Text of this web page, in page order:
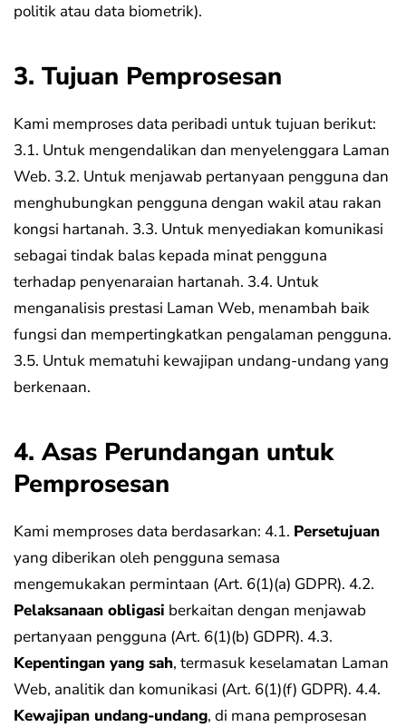
politik atau data biometrik).
3. Tujuan Pemprosesan
Kami memproses data peribadi untuk tujuan berikut:
3.1. Untuk mengendalikan dan menyelenggara Laman
Web. 3.2. Untuk menjawab pertanyaan pengguna dan
menghubungkan pengguna dengan wakil atau rakan
kongsi hartanah. 3.3. Untuk menyediakan komunikasi
sebagai tindak balas kepada minat pengguna
terhadap penyenaraian hartanah. 3.4. Untuk
menganalisis prestasi Laman Web, menambah baik
fungsi dan mempertingkatkan pengalaman pengguna.
3.5. Untuk mematuhi kewajipan undang-undang yang
berkenaan.
4. Asas Perundangan untuk
Pemprosesan
Kami memproses data berdasarkan: 4.1. Persetujuan
yang diberikan oleh pengguna semasa
mengemukakan permintaan (Art. 6(1)(a) GDPR). 4.2.
Pelaksanaan obligasi berkaitan dengan menjawab
pertanyaan pengguna (Art. 6(1)(b) GDPR). 4.3.
Kepentingan yang sah, termasuk keselamatan Laman
Web, analitik dan komunikasi (Art. 6(1)(f) GDPR). 4.4.
Kewajipan undang-undang, di mana pemprosesan